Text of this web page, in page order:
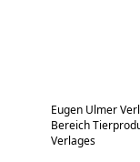
Eugen Ulmer
Bereich
Verlages